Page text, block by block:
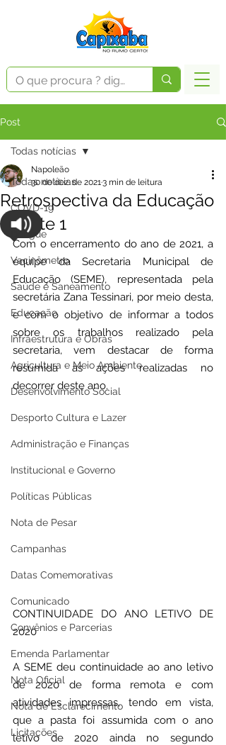
Post
Todas notícias
COVD-19
Dengue
Vacinômetro
Saúde e Saneamento
Educação
Infraestrutura e Obras
Agricultura e Meio Ambiente
Desenvolvimento Social
Desporto Cultura e Lazer
Administração e Finanças
Institucional e Governo
Políticas Públicas
Nota de Pesar
Campanhas
Datas Comemorativas
Comunicado
Convênios e Parcerias
Emenda Parlamentar
Nota Oficial
Nota de Esclarecimento
Licitações
Todas notícias
Retrospectiva da Educação
– Parte 1
Napoleão
30 de dez. de 20213 min de leitura
Com o encerramento do ano de 2021, a
equipe da Secretaria Municipal de
Educação (SEME), representada pela
secretária Zana Tessinari, por meio desta,
e com o objetivo de informar a todos
sobre os trabalhos realizado pela
secretaria, vem destacar de forma
resumida as ações realizadas no
decorrer deste ano.
CONTINUIDADE DO ANO LETIVO DE
2020
A SEME deu continuidade ao ano letivo
de 2020 de forma remota e com
atividades impressas, tendo em vista,
que a pasta foi assumida com o ano
letivo de 2020 ainda no segundo